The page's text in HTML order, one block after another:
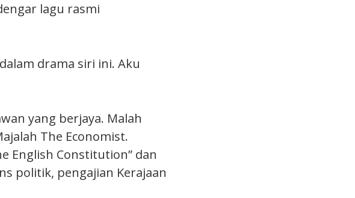
lagu rasmi
drama siri ini. Aku
yang berjaya. Malah
The Economist.
English Constitution” dan
politik, pengajian Kerajaan